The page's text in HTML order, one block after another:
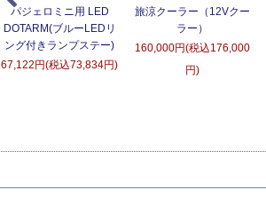
パジェロミニ用 LED
DOTARM(ブルーLEDリ
ング付きランプステー)
67,122円(税込73,834円)
旅涼クーラー（12Vクー
ラー）
160,000円(税込176,000
円)